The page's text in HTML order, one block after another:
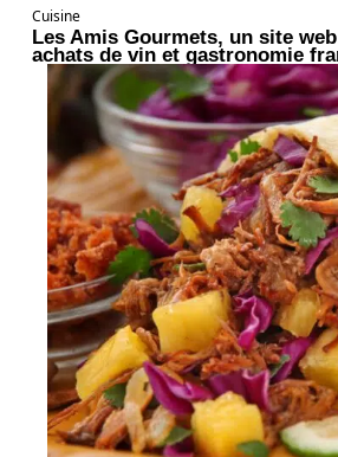
Cuisine
Les Amis Gourmets, un site
achats de vin et gastronomie